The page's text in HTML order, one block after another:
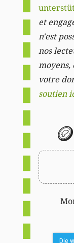
et
n'est
nos
moyens,
votre
soutien
🪙
Die